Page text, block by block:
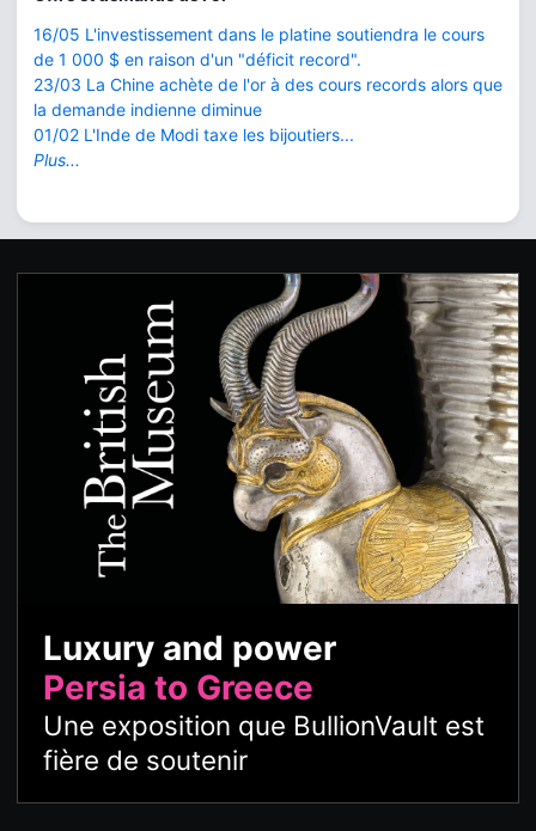
16/05 L'investissement dans le platine soutiendra le cours
de 1 000 $ en raison d'un "déficit record".
23/03 La Chine achète de l'or à des cours records alors que
la demande indienne diminue
01/02 L'Inde de Modi taxe les bijoutiers...
Plus...
Luxury and power
Persia to Greece
Une exposition que BullionVault est
fière de soutenir